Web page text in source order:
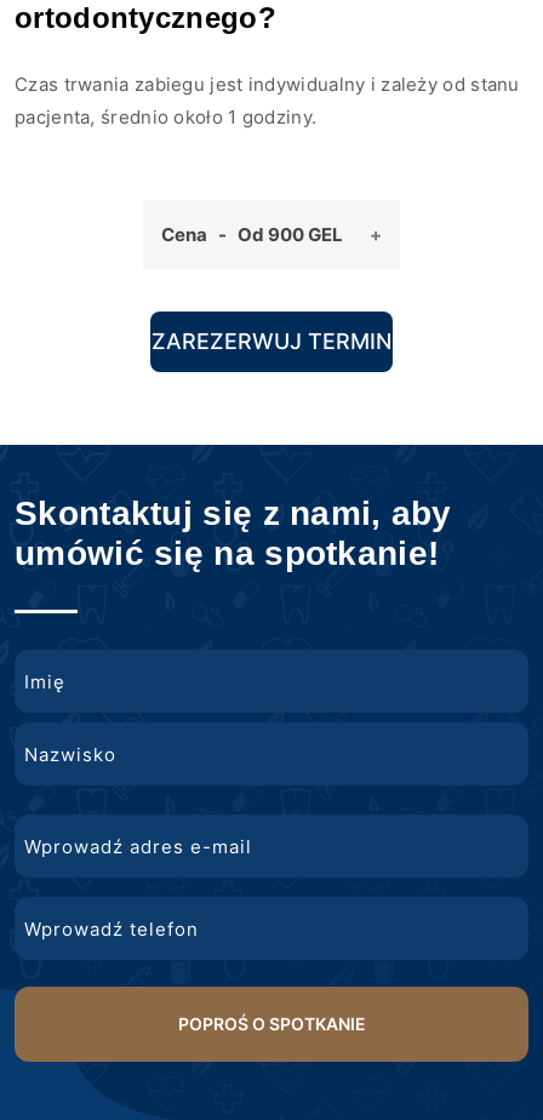
ortodontycznego?
Czas trwania zabiegu jest indywidualny i zależy od stanu
pacjenta, średnio około 1 godziny.
Cena - Od 900 GEL
ZAREZERWUJ TERMIN
Skontaktuj się z nami, aby
umówić się na spotkanie!
mail